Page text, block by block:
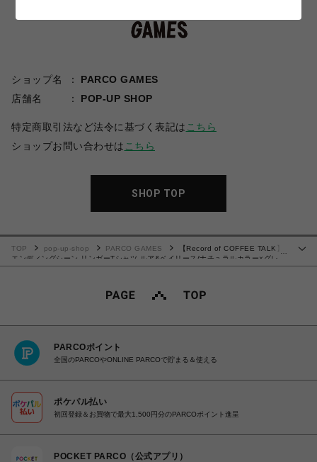
ショップ名
PARCO GAMES
店舗名
POP-UP SHOP
特定商取引法など法令に基づく表記は こちら
ショップお問い合わせは こちら
SHOP TOP
…
TOP pop-up-shop PARCO GAMES
【Record of COFFEE TALK】
エンディングシーン リンガーTシャツ ルア&ベイリース(ナチュラルカラー×グレ
ー)
PARCOポイント
全国のPARCOやONLINE PARCOで貯まる＆使える
ポケパル払い
初回登録＆お買物で最大1,500円分のPARCOポイント進呈
POCKET PARCO（公式アプリ）